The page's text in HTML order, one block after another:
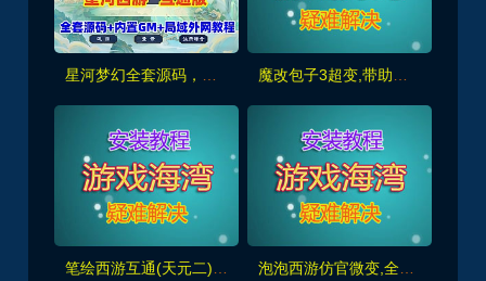
泡泡西游仿官微变,全套源码，武神坛之战,挂机系统,抽奖系统,巅峰赛,千变万化-共享背包+局域外网教程+攻略